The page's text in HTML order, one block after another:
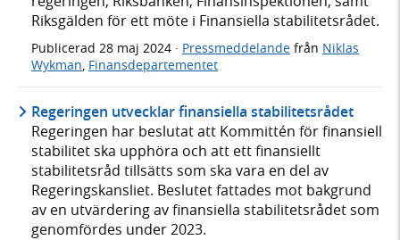
Riksgälden för ett möte i Finansiella stabilitetsrådet.
Publicerad 28 maj 2024 · Pressmeddelande från Niklas
Wykman, Finansdepartementet
Regeringen utvecklar finansiella stabilitetsrådet
Regeringen har beslutat att Kommittén för finansiell
stabilitet ska upphöra och att ett finansiellt
stabilitetsråd tillsätts som ska vara en del av
Regeringskansliet. Beslutet fattades mot bakgrund
av en utvärdering av finansiella stabilitetsrådet som
genomfördes under 2023.